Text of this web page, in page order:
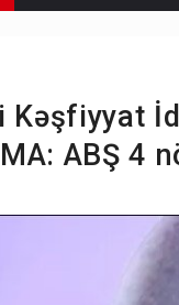
Kəşfiyyat
ABŞ 4